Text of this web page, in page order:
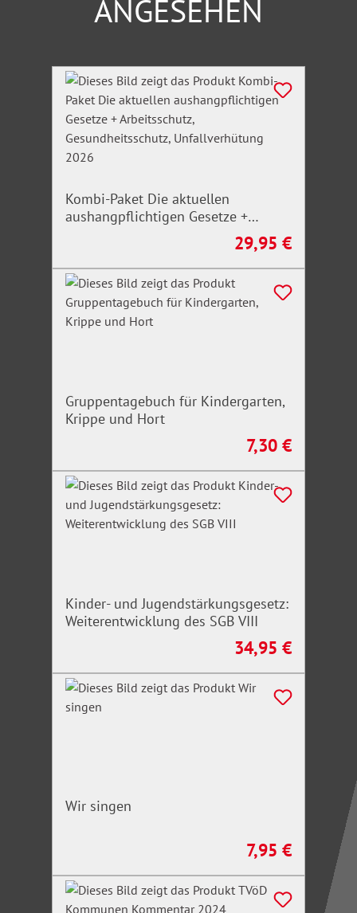
ANGESEHEN
Produktgalerie überspringen
Kombi-Paket Die aktuellen
aushangpflichtigen Gesetze +
Arbeitsschutz, Gesundheitsschutz,
Regulärer Preis:
29,95 €
Gruppentagebuch für Kindergarten,
Krippe und Hort
Regulärer Preis:
7,30 €
Kinder- und Jugendstärkungsgesetz:
Weiterentwicklung des SGB VIII
Regulärer Preis:
34,95 €
Wir singen
Regulärer Preis:
7,95 €